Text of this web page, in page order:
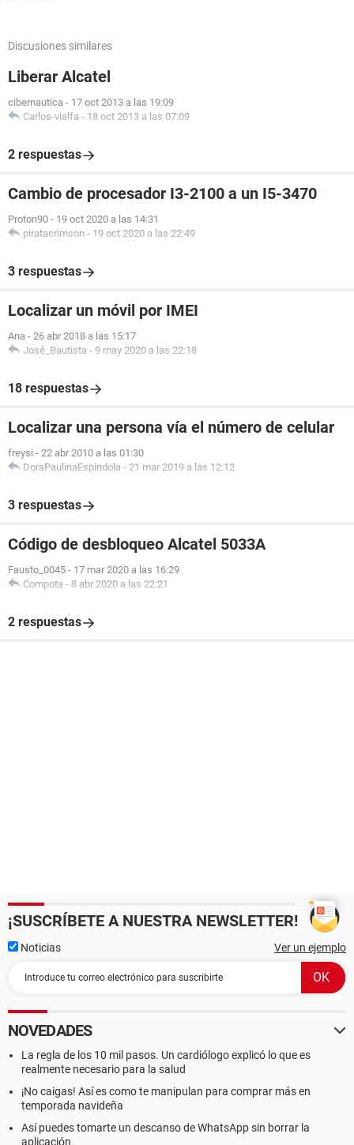
Discusiones similares
Liberar Alcatel
cibernautica - 17 oct 2013 a las 19:09
Carlos-vialfa - 18 oct 2013 a las 07:09
2 respuestas
Cambio de procesador I3-2100 a un I5-3470
Proton90 - 19 oct 2020 a las 14:31
piratacrimson - 19 oct 2020 a las 22:49
3 respuestas
Localizar un móvil por IMEI
Ana - 26 abr 2018 a las 15:17
José_Bautista - 9 may 2020 a las 22:18
18 respuestas
Localizar una persona vía el número de celular
freysi - 22 abr 2010 a las 01:30
DoraPaulinaEspindola - 21 mar 2019 a las 12:12
3 respuestas
Código de desbloqueo Alcatel 5033A
Fausto_0045 - 17 mar 2020 a las 16:29
Compota - 8 abr 2020 a las 22:21
2 respuestas
¡SUSCRÍBETE A NUESTRA NEWSLETTER!
Noticias Ver un ejemplo
NOVEDADES
La regla de los 10 mil pasos. Un cardiólogo explicó lo que es
realmente necesario para la salud
¡No caigas! Así es como te manipulan para comprar más en
temporada navideña
Así puedes tomarte un descanso de WhatsApp sin borrar la
aplicación